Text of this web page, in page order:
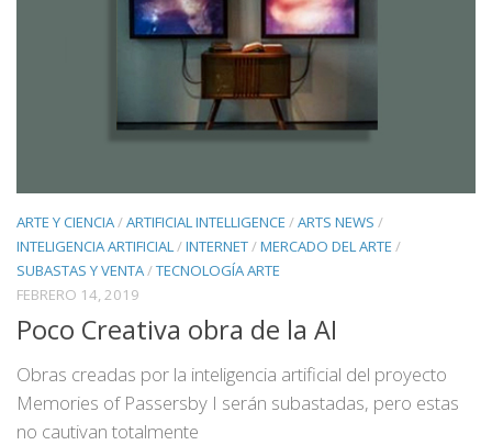
ARTE Y CIENCIA/ARTIFICIAL INTELLIGENCE /ARTS NEWS /
INTELIGENCIA ARTIFICIAL/INTERNET/MERCADO DEL ARTE /
SUBASTAS Y VENTA/TECNOLOGÍA ARTE
FEBRERO 14, 2019
Poco Creativa obra de la AI
Obras creadas por la inteligencia artificial del proyecto
Memories of Passersby I serán subastadas, pero estas
no cautivan totalmente